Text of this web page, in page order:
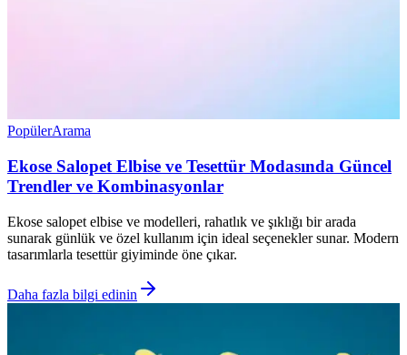
PopülerArama
Ekose Salopet Elbise ve Tesettür Modasında Güncel
Trendler ve Kombinasyonlar
Ekose salopet elbise ve modelleri, rahatlık ve şıklığı bir arada
sunarak günlük ve özel kullanım için ideal seçenekler sunar. Modern
tasarımlarla tesettür giyiminde öne çıkar.
Daha fazla bilgi edinin